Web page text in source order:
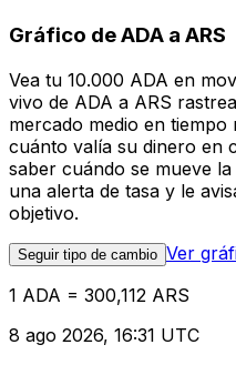
Gráfico de ADA a ARS
Vea tu 10.000 ADA en
vivo de ADA a ARS
mercado medio en
cuánto valía su dinero en
saber cuándo se mueve
una alerta de tasa y le
objetivo.
Seguir tipo de cambio Ver
1 ADA = 300,112 ARS
8 ago 2026, 16:31 UTC